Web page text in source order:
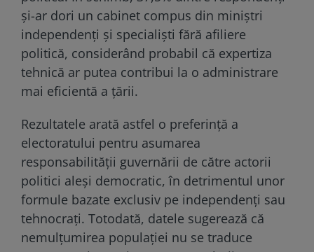
și-ar dori un cabinet compus din miniștri
independenți și specialiști fără afiliere
politică, considerând probabil că expertiza
tehnică ar putea contribui la o administrare
mai eficientă a țării.
Rezultatele arată astfel o preferință a
electoratului pentru asumarea
responsabilității guvernării de către actorii
politici aleși democratic, în detrimentul unor
formule bazate exclusiv pe independenți sau
tehnocrați. Totodată, datele sugerează că
nemulțumirea populației nu se traduce